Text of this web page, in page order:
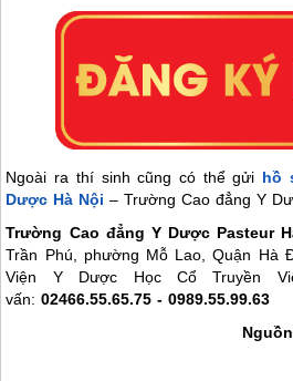
Ngoài ra thí sinh cũng có thể gửi hồ
Dược Hà Nội – Trường Cao đẳng Y
Trường Cao đẳng Y Dược Pasteur
Trần Phú, phường Mỗ Lao, Quận Hà
Viện Y Dược Học Cổ Truyền
vấn:02466.55.65.75 - 0989.55.99.63